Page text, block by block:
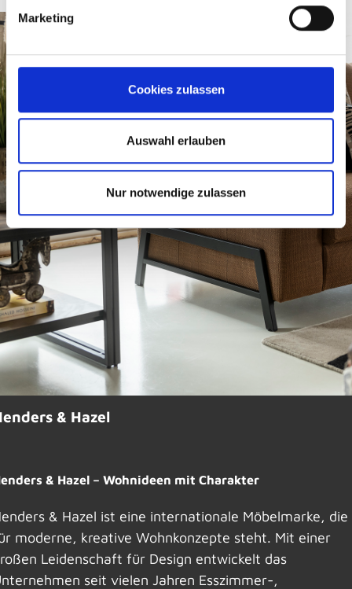
Marketing
Cookies zulassen
Auswahl erlauben
Nur notwendige zulassen
& Hazel
& Hazel – Wohnideen mit Charakter
& Hazel ist eine internationale Möbelmarke, die
moderne, kreative Wohnkonzepte steht. Mit einer
Leidenschaft für Design entwickelt das
seit vielen Jahren Esszimmer-,